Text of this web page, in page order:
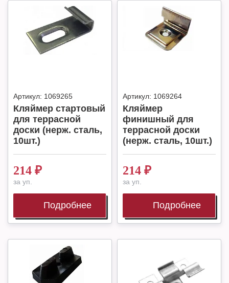
Артикул: 1069265
Кляймер стартовый
для террасной
доски (нерж. сталь,
10шт.)
214 ₽
за уп.
Подробнее
Артикул: 1069264
Кляймер
финишный для
террасной доски
(нерж. сталь, 10шт.)
214 ₽
за уп.
Подробнее